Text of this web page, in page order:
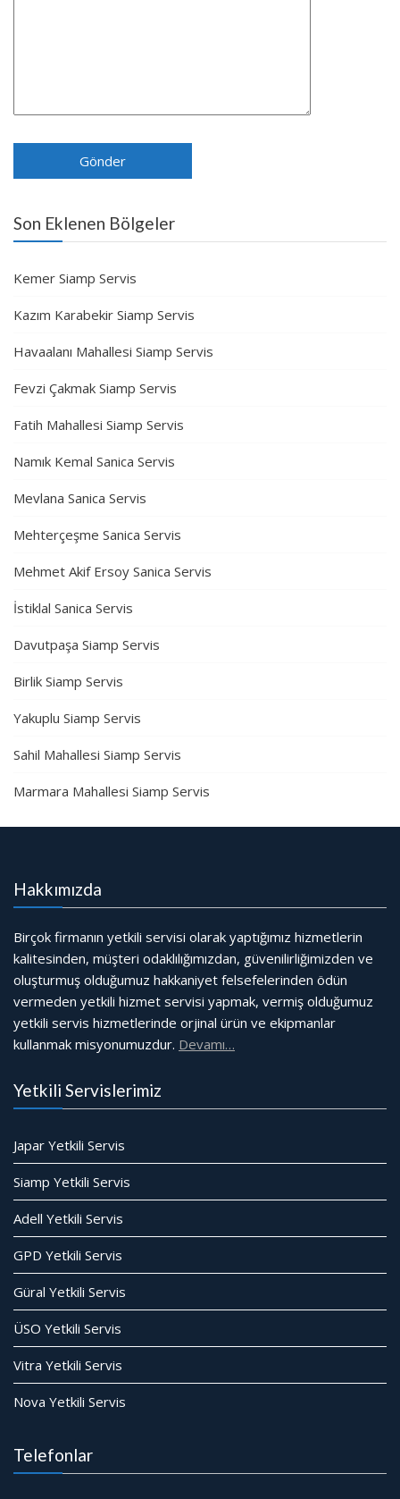
Son Eklenen Bölgeler
Kemer Siamp Servis
Kazım Karabekir Siamp Servis
Havaalanı Mahallesi Siamp Servis
Fevzi Çakmak Siamp Servis
Fatih Mahallesi Siamp Servis
Namık Kemal Sanica Servis
Mevlana Sanica Servis
Mehterçeşme Sanica Servis
Mehmet Akif Ersoy Sanica Servis
İstiklal Sanica Servis
Davutpaşa Siamp Servis
Birlik Siamp Servis
Yakuplu Siamp Servis
Sahil Mahallesi Siamp Servis
Marmara Mahallesi Siamp Servis
Hakkımızda
Birçok firmanın yetkili servisi olarak yaptığımız hizmetlerin
kalitesinden, müşteri odaklılığımızdan, güvenilirliğimizden ve
oluşturmuş olduğumuz hakkaniyet felsefelerinden ödün
vermeden yetkili hizmet servisi yapmak, vermiş olduğumuz
yetkili servis hizmetlerinde orjinal ürün ve ekipmanlar
kullanmak misyonumuzdur. Devamı…
Yetkili Servislerimiz
Japar Yetkili Servis
Siamp Yetkili Servis
Adell Yetkili Servis
GPD Yetkili Servis
Güral Yetkili Servis
ÜSO Yetkili Servis
Vitra Yetkili Servis
Nova Yetkili Servis
Telefonlar